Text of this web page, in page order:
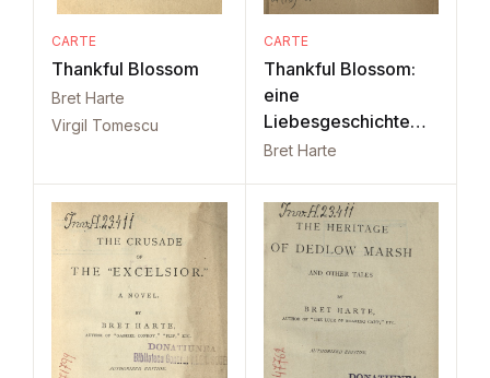
CARTE
Thankful Blossom
Bret Harte
Virgil Tomescu
CARTE
Thankful Blossom:
eine
Liebesgeschichte
aus dem Jahre 1779
Bret Harte